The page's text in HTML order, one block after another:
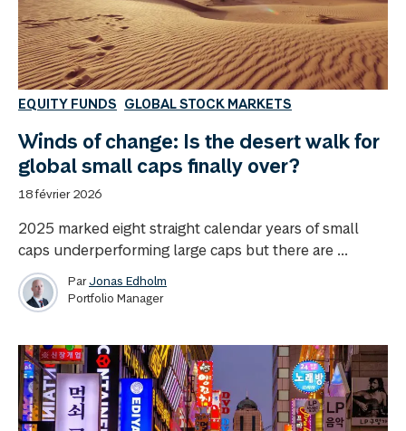
EQUITY FUNDS GLOBAL STOCK MARKETS
Winds of change: Is the desert walk for
global small caps finally over?
18 février 2026
2025 marked eight straight calendar years of small
caps underperforming large caps but there are ...
ParJonas Edholm
Portfolio Manager